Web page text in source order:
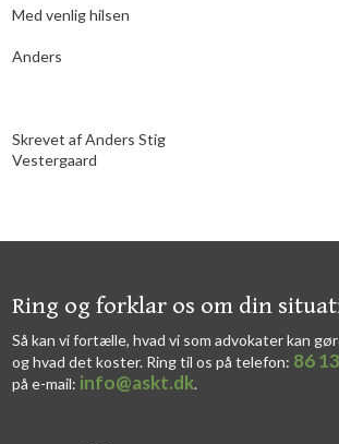
Med venlig hilsen
Anders
Skrevet af Anders Stig
Vestergaard
​​Ring og forklar os om din
Så kan vi fortælle, hvad vi som advokater kan
og hvad det koster. Ring til os på telefon: 86
på e-mail: info@askt.dk​.​